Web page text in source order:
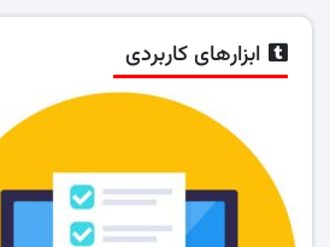
ابزارهای کاربردی